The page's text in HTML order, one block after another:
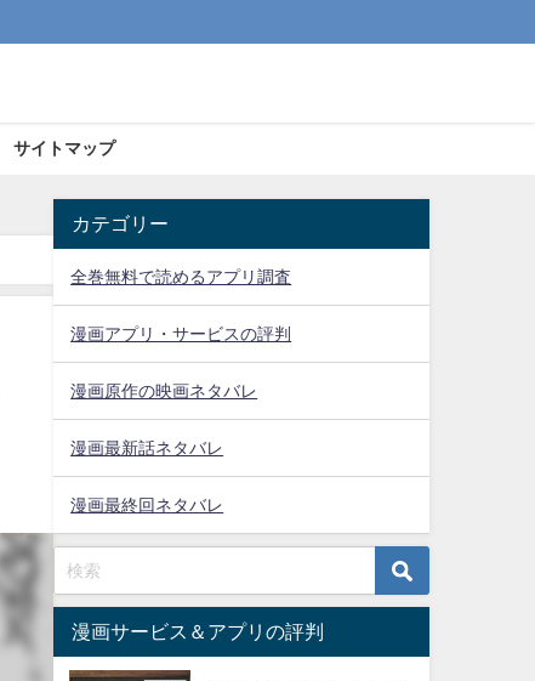
サイトマップ
カテゴリー
全巻無料で読めるアプリ調査
漫画アプリ・サービスの評判
漫画原作の映画ネタバレ
漫画最新話ネタバレ
漫画最終回ネタバレ
漫画サービス＆アプリの評判